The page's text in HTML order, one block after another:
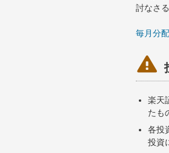
討なさ
毎月分

楽天
たも
各投
投資